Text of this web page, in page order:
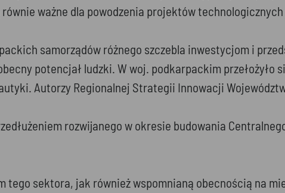
ważne dla powodzenia projektów
samorządów różnego szczebla inwestycjom i
potencjał ludzki. W woj. podkarpackim przełożyło
Autorzy Regionalnej Strategii Innowacji
rozwijanego w okresie budowania
tego sektora, jak również wspomnianą obecnością na